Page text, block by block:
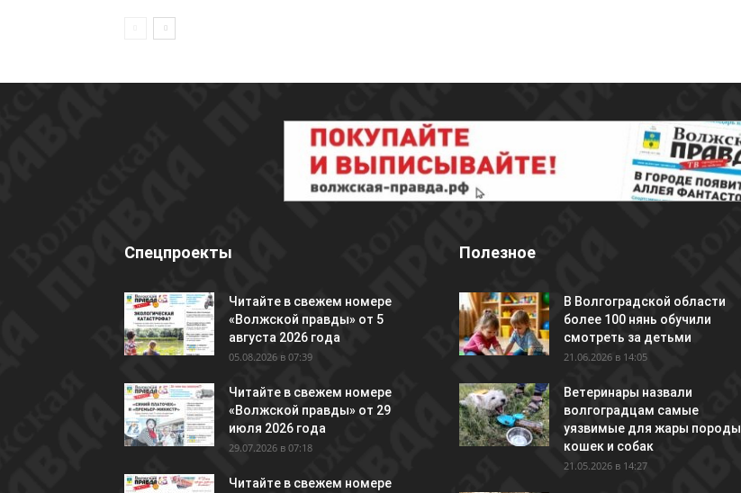
Спецпроекты
Читайте в свежем номере
«Волжской правды» от 5
августа 2026 года
05.08.2026 в 07:39
Читайте в свежем номере
«Волжской правды» от 29
июля 2026 года
29.07.2026 в 07:18
Читайте в свежем номере
Полезное
В Волгоградской области
более 100 нянь обучили
смотреть за детьми
21.06.2026 в 14:05
Ветеринары назвали
волгоградцам самые
уязвимые для жары породы
кошек и собак
21.05.2026 в 14:27